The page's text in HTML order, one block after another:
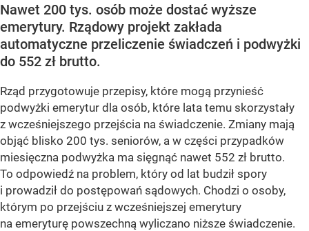
Nawet 200 tys. osób może dostać wyższe
emerytury. Rządowy projekt zakłada
automatyczne przeliczenie świadczeń i podwyżki
do 552 zł brutto.
Rząd przygotowuje przepisy, które mogą przynieść
podwyżki emerytur dla osób, które lata temu skorzystały
z wcześniejszego przejścia na świadczenie. Zmiany mają
objąć blisko 200 tys. seniorów, a w części przypadków
miesięczna podwyżka ma sięgnąć nawet 552 zł brutto.
To odpowiedź na problem, który od lat budził spory
i prowadził do postępowań sądowych. Chodzi o osoby,
którym po przejściu z wcześniejszej emerytury
na emeryturę powszechną wyliczano niższe świadczenie.